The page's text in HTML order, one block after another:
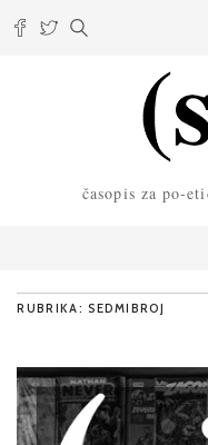
časopis za po-
RUBRIKA: SEDMIBROJ